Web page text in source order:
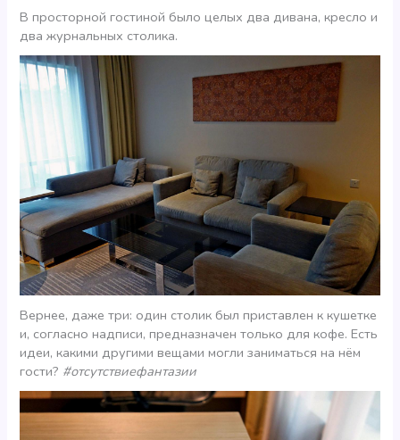
В просторной гостиной было целых два дивана, кресло и
два журнальных столика.
Вернее, даже три: один столик был приставлен к кушетке
и, согласно надписи, предназначен только для кофе. Есть
идеи, какими другими вещами могли заниматься на нём
гости? #отсутствиефантазии